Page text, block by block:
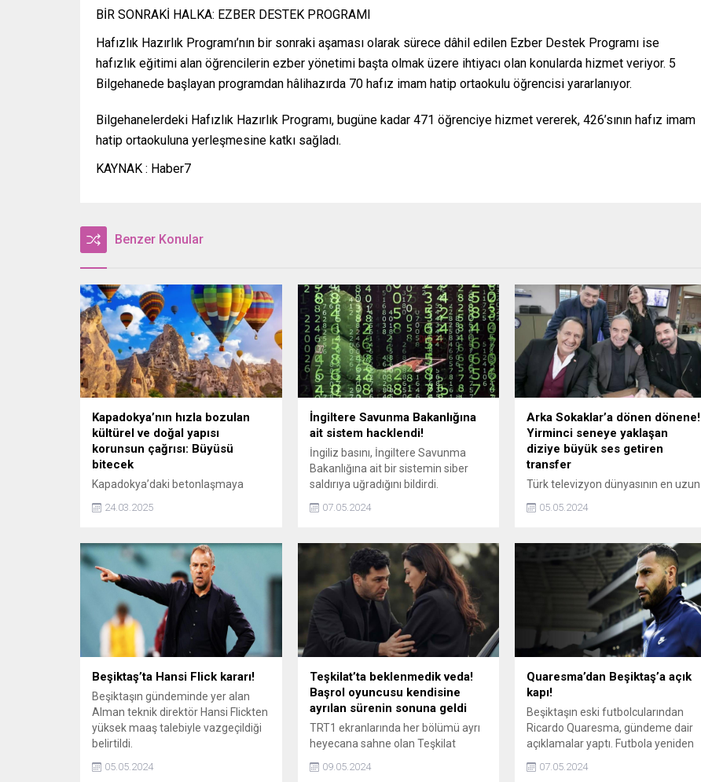
BİR SONRAKİ HALKA: EZBER DESTEK PROGRAMI
Hafızlık Hazırlık Programı’nın bir sonraki aşaması olarak sürece dâhil edilen Ezber Destek Programı ise
hafızlık eğitimi alan öğrencilerin ezber yönetimi başta olmak üzere ihtiyacı olan konularda hizmet veriyor. 5
Bilgehanede başlayan programdan hâlihazırda 70 hafız imam hatip ortaokulu öğrencisi yararlanıyor.
Bilgehanelerdeki Hafızlık Hazırlık Programı, bugüne kadar 471 öğrenciye hizmet vererek, 426’sının hafız imam
hatip ortaokuluna yerleşmesine katkı sağladı.
KAYNAK : Haber7
Benzer Konular
Kapadokya’nın hızla bozulan
kültürel ve doğal yapısı
korunsun çağrısı: Büyüsü
bitecek
Kapadokya’daki betonlaşmaya
tepkiler sürüyor. Mimar, tarihçi ve
arkeologlar aynı çağrıda birleşiyor.
24.03.2025
İngiltere Savunma Bakanlığına
ait sistem hacklendi!
İngiliz basını, İngiltere Savunma
Bakanlığına ait bir sistemin siber
saldırıya uğradığını bildirdi.
07.05.2024
Arka Sokaklar’a dönen dönene!
Yirminci seneye yaklaşan
diziye büyük ses getiren
transfer
Türk televizyon dünyasının en uzun
ömürlü projelerinden biri olan Arka
Sokaklar tarihinde sık rastlanmayan
hemen ardından Oya Akar da Arka
Sokaklar projesine geri dönenler
listesine adını yazdırdı.
05.05.2024
Beşiktaş’ta Hansi Flick kararı!
Beşiktaşın gündeminde yer alan
Alman teknik direktör Hansi Flickten
yüksek maaş talebiyle vazgeçildiği
belirtildi.
05.05.2024
Teşkilat’ta beklenmedik veda!
Başrol oyuncusu kendisine
ayrılan sürenin sonuna geldi
TRT1 ekranlarında her bölümü ayrı
heyecana sahne olan Teşkilat
yaşanacak. İki sezondur TRT1in
09.05.2024
Quaresma’dan Beşiktaş’a açık
kapı!
Beşiktaşın eski futbolcularından
Ricardo Quaresma, gündeme dair
açıklamalar yaptı. Futbola yeniden
Şenol Güneşle çalışmak istediğini
07.05.2024